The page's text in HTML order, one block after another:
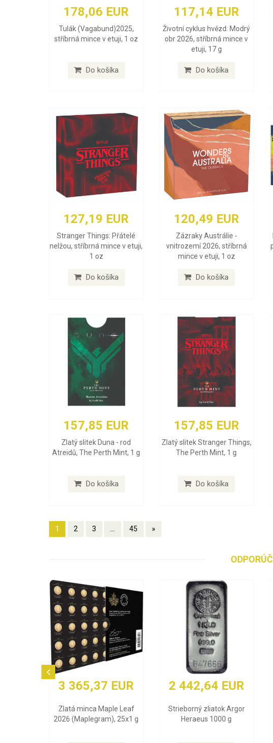
178,06 EUR
Tulák (Vagabund)2025,
stříbrná mince v etuji, 1 oz
Do košíka
117,14 EUR
Životní cyklus hvězd: Modrý
obr 2026, stříbrná mince v
etuji, 17 g
Do košíka
127,19 EUR
Stranger Things: Přátelé
nelžou, stříbrná mince v etuji,
1 oz
Do košíka
120,49 EUR
Zázraky Austrálie -
vnitrozemí 2026, stříbrná
mince v etuji, 1 oz
Do košíka
157,85 EUR
Zlatý slitek Duna - rod
Atreidů, The Perth Mint, 1 g
Do košíka
157,85 EUR
Zlatý slitek Stranger Things,
The Perth Mint, 1 g
Do košíka
1 2 3 ... 45 »
3 365,37 EUR
Zlatá minca Maple Leaf
2026 (Maplegram), 25x1 g
2 442,64 EUR
Strieborný zliatok Argor
Heraeus 1000 g
1 268,94
Zlatý zliatok